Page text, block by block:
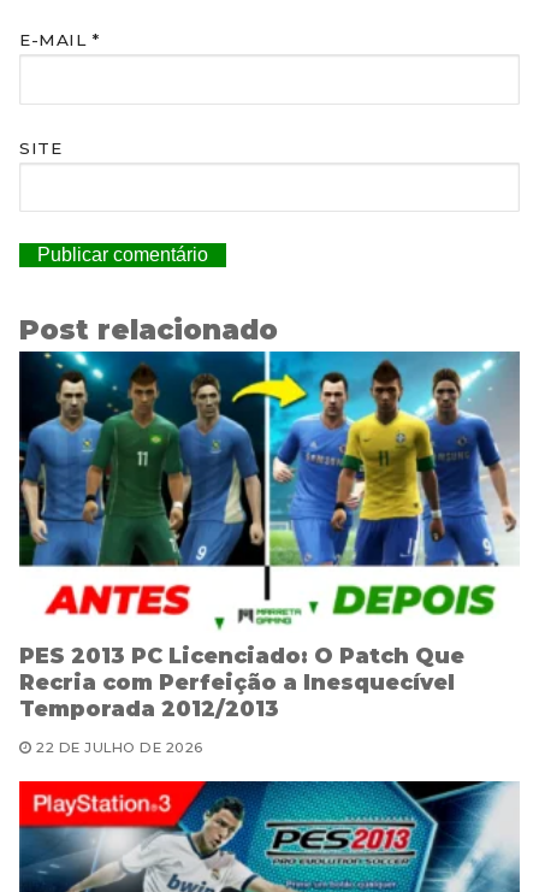
E-MAIL *
SITE
Post relacionado
PES 2013 PC Licenciado: O Patch Que
Recria com Perfeição a Inesquecível
Temporada 2012/2013
22 DE JULHO DE 2026